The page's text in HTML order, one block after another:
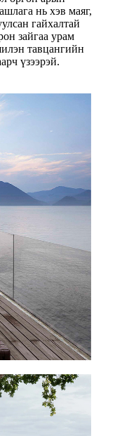
нь хэв маяг,
гайхалтай
зайгаа урам
тавцангийн
үзээрэй.